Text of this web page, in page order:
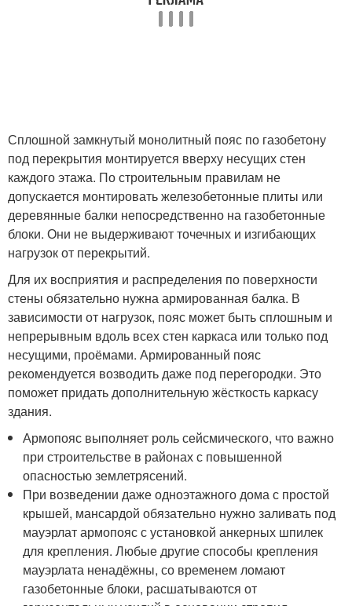
Сплошной замкнутый монолитный пояс по газобетону
под перекрытия монтируется вверху несущих стен
каждого этажа. По строительным правилам не
допускается монтировать железобетонные плиты или
деревянные балки непосредственно на газобетонные
блоки. Они не выдерживают точечных и изгибающих
нагрузок от перекрытий.
Для их восприятия и распределения по поверхности
стены обязательно нужна армированная балка. В
зависимости от нагрузок, пояс может быть сплошным и
непрерывным вдоль всех стен каркаса или только под
несущими, проёмами. Армированный пояс
рекомендуется возводить даже под перегородки. Это
поможет придать дополнительную жёсткость каркасу
здания.
Армопояс выполняет роль сейсмического, что важно
при строительстве в районах с повышенной
опасностью землетрясений.
При возведении даже одноэтажного дома с простой
крышей, мансардой обязательно нужно заливать под
мауэрлат армопояс с установкой анкерных шпилек
для крепления. Любые другие способы крепления
мауэрлата ненадёжны, со временем ломают
газобетонные блоки, расшатываются от